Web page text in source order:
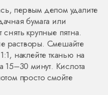
первым делом удалите
бумага или
снять крупные пятна.
растворы. Смешайте
наклейте тканью на
15–30 минут. Кислота
просто смойте